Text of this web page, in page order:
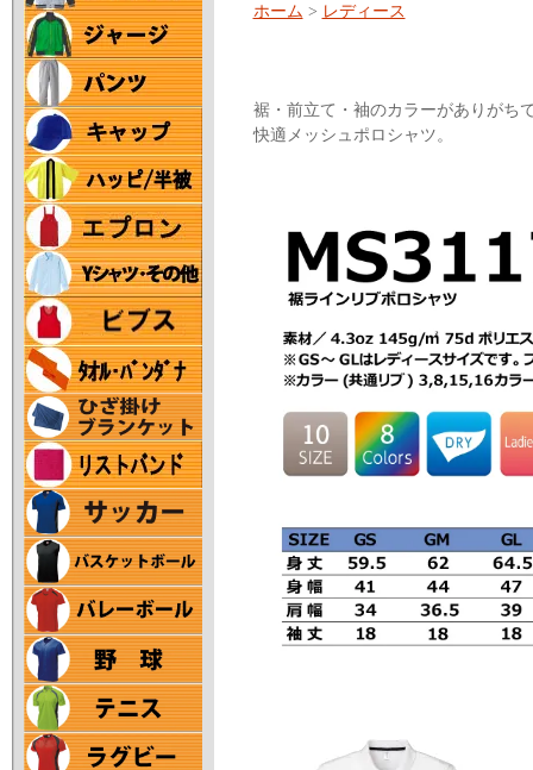
ホーム > レディース
裾・前立て・袖のカラーがありがち
快適メッシュポロシャツ。